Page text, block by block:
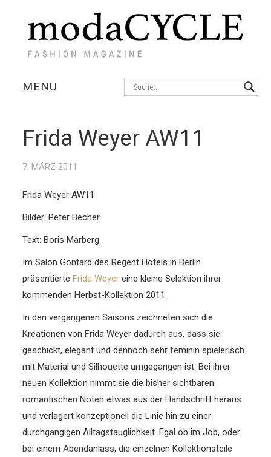
MENU
AUSSTELLUNGEN
Frida Weyer AW11
7. MÄRZ 2011
Frida Weyer AW11
Bilder: Peter Becher
Text: Boris Marberg
Im Salon Gontard des Regent Hotels in Berlin
präsentierteFrida Weyer eine kleine Selektion ihrer
kommenden Herbst-Kollektion 2011.
In den vergangenen Saisons zeichneten sich die
Kreationen von Frida Weyer dadurch aus, dass sie
geschickt, elegant und dennoch sehr feminin spielerisch
mit Material und Silhouette umgegangen ist. Bei ihrer
neuen Kollektion nimmt sie die bisher sichtbaren
romantischen Noten etwas aus der Handschrift heraus
und verlagert konzeptionell die Linie hin zu einer
durchgängigen Alltagstauglichkeit. Egal ob im Job, oder
bei einem Abendanlass, die einzelnen Kollektionsteile